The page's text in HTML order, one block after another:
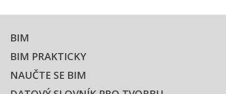
BIM
BIM PRAKTICKY
NAUČTE SE BIM